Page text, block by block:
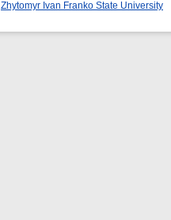
Zhytomyr Ivan Franko State University